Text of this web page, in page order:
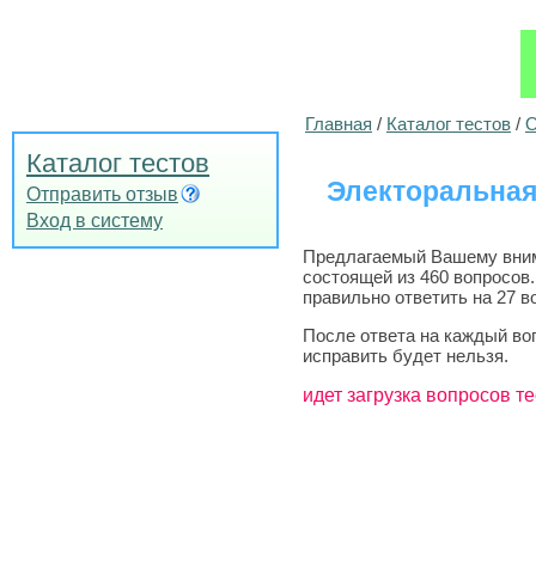
Каталог тестов
Отправить отзыв
Вход в систему
Главная / Каталог тестов /
Предлагаемый Вашему
состоящей из 460
правильно ответить на 27
После ответа на каждый
исправить будет нельзя.
идет загрузка вопросов